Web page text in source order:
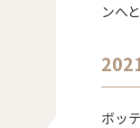
ンへ
ボッ